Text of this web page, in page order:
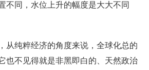
不同，水位上升的幅度是大大不同
从纯粹经济的角度来说，全球化总的
也不见得就是非黑即白的、天然政治